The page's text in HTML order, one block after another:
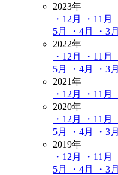
2023年
・12月
・11月
5月
・4月 ・3月
2022年
・12月
・11月
5月
・4月 ・3月
2021年
・12月
・11月
2020年
・12月
・11月
5月
・4月 ・3月
2019年
・12月
・11月
5月
・4月 ・3月